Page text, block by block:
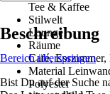
Tee & Kaffee
Stilwelt
Lounge
Räume
Café,
Material
Polyester
Beschreibung
Bereich überspringen
Bist Du auf der Suche